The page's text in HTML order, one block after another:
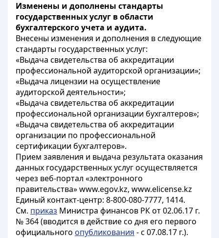
Изменены и дополнены стандарты
государственных услуг в области
бухгалтерского учета и аудита.
Внесены изменения и дополнения в следующие
стандарты государственных услуг:
«Выдача свидетельства об аккредитации
профессиональной аудиторской организации»;
«Выдача лицензии на осуществление
аудиторской деятельности»;
«Выдача свидетельства об аккредитации
профессиональной организации бухгалтеров»;
«Выдача свидетельства об аккредитации
организации по профессиональной
сертификации бухгалтеров».
Прием заявления и выдача результата оказания
данных государственных услуг осуществляется
через веб-портал «электронного
правительства» www.egov.kz, www.elicense.kz
Единый контакт-центр: 8-800-080-7777, 1414.
См. приказ Министра финансов РК от 02.06.17 г.
№ 364 (вводится в действие со дня его первого
официального опубликования - с 07.08.17 г.).